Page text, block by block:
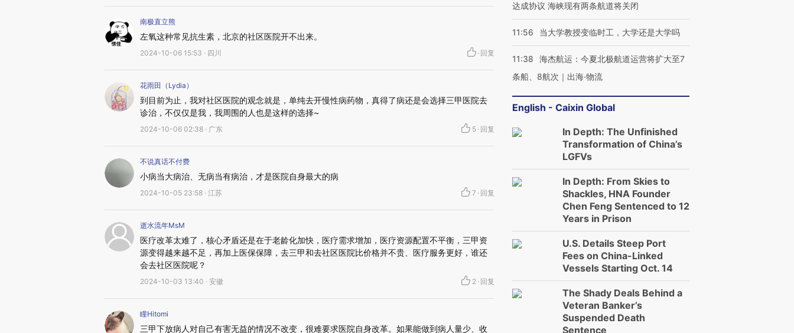
南极直立熊
左氧这种常见抗生素，北京的社区医院开不出来。
2024-10-06 15:53 · 四川 · 回复
花雨田（Lydia）
到目前为止，我对社区医院的观念就是，单纯去开慢性病药物，真得了病还是会选择三甲医院去
诊治，不仅仅是我，我周围的人也是这样的选择~
2024-10-06 02:38 · 广东 5 · 回复
不说真话不付费
小病当大病治、无病当有病治，才是医院自身最大的病
2024-10-05 23:58 · 江苏 7 · 回复
逝水流年MsM
医疗改革太难了，核心矛盾还是在于老龄化加快，医疗需求增加，医疗资源配置不平衡，三甲资
源变得越来越不足，再加上医保保障，去三甲和去社区医院比价格并不贵、医疗服务更好，谁还
会去社区医院呢？
2024-10-03 13:40 · 安徽 2 · 回复
瞳Hitomi
三甲下放病人对自己有害无益的情况不改变，很难要求医院自身改革。如果能做到病人量少、收
达成协议 海峡现有两条航道将关闭
11:56 当大学教授变临时工，大学还是大学吗
11:38
海杰航运：今夏北极航道运营将扩大至7
条船、8航次｜出海·物流
English - Caixin Global
In Depth: The Unfinished
Transformation of China’s
LGFVs
In Depth: From Skies to
Shackles, HNA Founder
Chen Feng Sentenced to 12
Years in Prison
U.S. Details Steep Port
Fees on China-Linked
Vessels Starting Oct. 14
The Shady Deals Behind a
Veteran Banker’s
Suspended Death
Sentence